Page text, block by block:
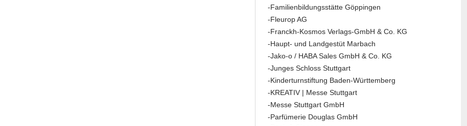
-Familienbildungsstätte Göppingen
-Fleurop AG
-Franckh-Kosmos Verlags-GmbH & Co. KG
-Haupt- und Landgestüt Marbach
-Jako-o / HABA Sales GmbH & Co. KG
-Junges Schloss Stuttgart
-Kinderturnstiftung Baden-Württemberg
-KREATIV | Messe Stuttgart
-Messe Stuttgart GmbH
-Parfümerie Douglas GmbH